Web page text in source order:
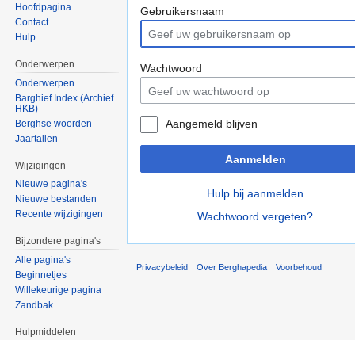
Gebruikersnaam
Wachtwoord
Aangemeld blijven
Aanmelden
Hulp bij aanmelden
Wachtwoord vergeten?
Hoofdpagina
Contact
Hulp
Onderwerpen
Onderwerpen
Barghief Index (Archief
HKB)
Berghse woorden
Jaartallen
Wijzigingen
Nieuwe pagina's
Nieuwe bestanden
Recente wijzigingen
Bijzondere pagina's
Alle pagina's
Beginnetjes
Willekeurige pagina
Zandbak
Hulpmiddelen
Privacybeleid Over Berghapedia Voorbehoud